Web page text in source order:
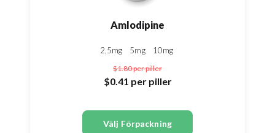
Amlodipine
2,5mg 5mg 10mg
$1.80per piller
$0.41 per piller
Välj Förpackning